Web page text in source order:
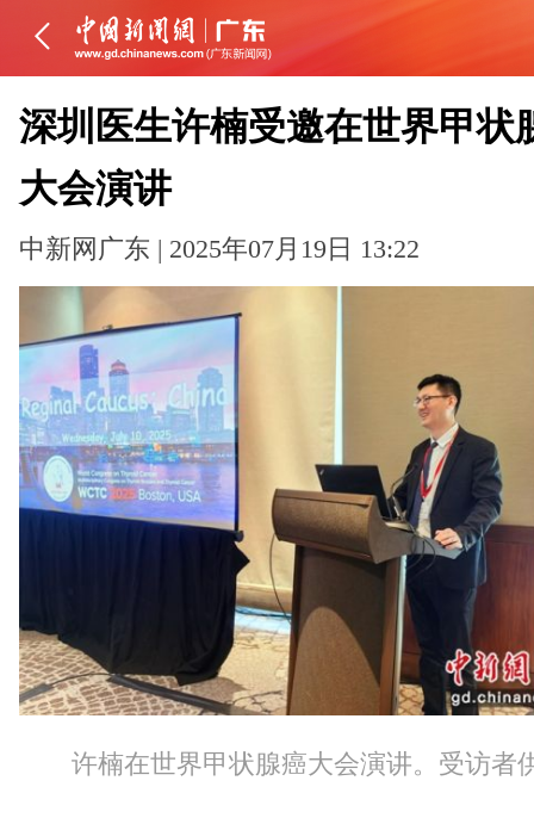
深圳医生许楠受邀在世界甲状
大会演讲
中新网广东 | 2025年07月19日 13:22
许楠在世界甲状腺癌大会演讲。受访者